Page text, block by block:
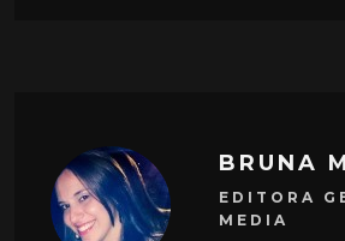
BRUNA
EDITORA
MEDIA